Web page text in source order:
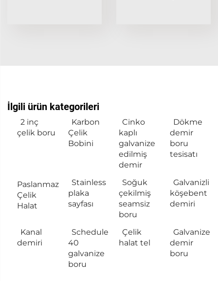
İlgili ürün kategorileri
2 inç
çelik boru
Karbon
Çelik
Bobini
Cinko
kaplı
galvanize
edilmiş
demir
Dökme
demir
boru
tesisatı
Paslanmaz
Çelik
Halat
Stainless
plaka
sayfası
Soğuk
çekilmiş
seamsiz
boru
Galvanizli
köşebent
demiri
Kanal
demiri
Schedule
40
galvanize
boru
Çelik
halat tel
Galvanize
demir
boru